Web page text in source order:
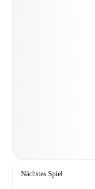
Nächstes Spiel